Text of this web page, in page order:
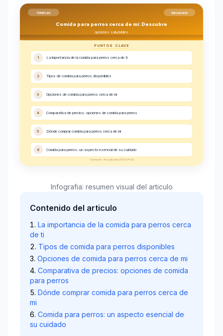
Comecan INFOGRAFIA
Comida para perros cerca de mi: Descubre
opciones saludables
PUNTOS CLAVE
1 La importancia de la comida para perros cerca de ti
2 Tipos de comida para perros disponibles
3 Opciones de comida para perros cerca de mi
4 Comparativa de precios: opciones de comida para perros
5 Dónde comprar comida para perros cerca de mi
6 Comida para perros: un aspecto esencial de su cuidado
Comecan - Actualizado 2026-04-02
Infografia: resumen visual del articulo
Contenido del articulo
La importancia de la comida para perros cerca
de ti
Tipos de comida para perros disponibles
Opciones de comida para perros cerca de mi
Comparativa de precios: opciones de comida
para perros
Dónde comprar comida para perros cerca de
mi
Comida para perros: un aspecto esencial de
su cuidado